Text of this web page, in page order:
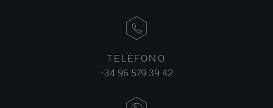
TELÉFONO
+34 96 579 39 42